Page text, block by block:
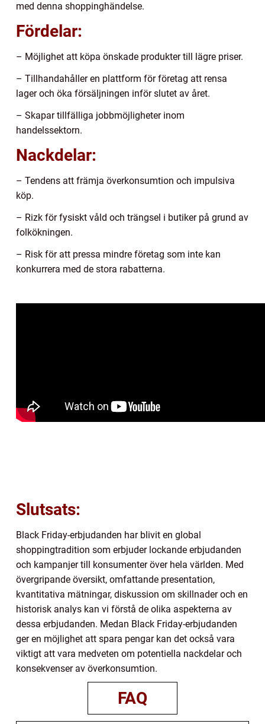
med denna shoppinghändelse.
Fördelar:
– Möjlighet att köpa önskade produkter till lägre priser.
– Tillhandahåller en plattform för företag att rensa
lager och öka försäljningen inför slutet av året.
– Skapar tillfälliga jobbmöjligheter inom
handelssektorn.
Nackdelar:
– Tendens att främja överkonsumtion och impulsiva
köp.
– Rizk för fysiskt våld och trängsel i butiker på grund av
folkökningen.
– Risk för att pressa mindre företag som inte kan
konkurrera med de stora rabatterna.
Slutsats:
Black Friday-erbjudanden har blivit en global
shoppingtradition som erbjuder lockande erbjudanden
och kampanjer till konsumenter över hela världen. Med
övergripande översikt, omfattande presentation,
kvantitativa mätningar, diskussion om skillnader och en
historisk analys kan vi förstå de olika aspekterna av
dessa erbjudanden. Medan Black Friday-erbjudanden
ger en möjlighet att spara pengar kan det också vara
viktigt att vara medveten om potentiella nackdelar och
konsekvenser av överkonsumtion.
FAQ